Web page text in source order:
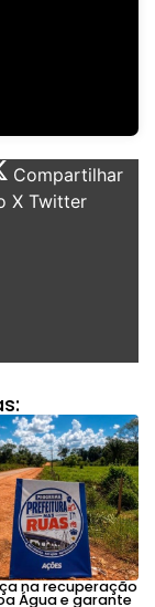
Compartilhar
X Twitter
na recuperação
Água e garante